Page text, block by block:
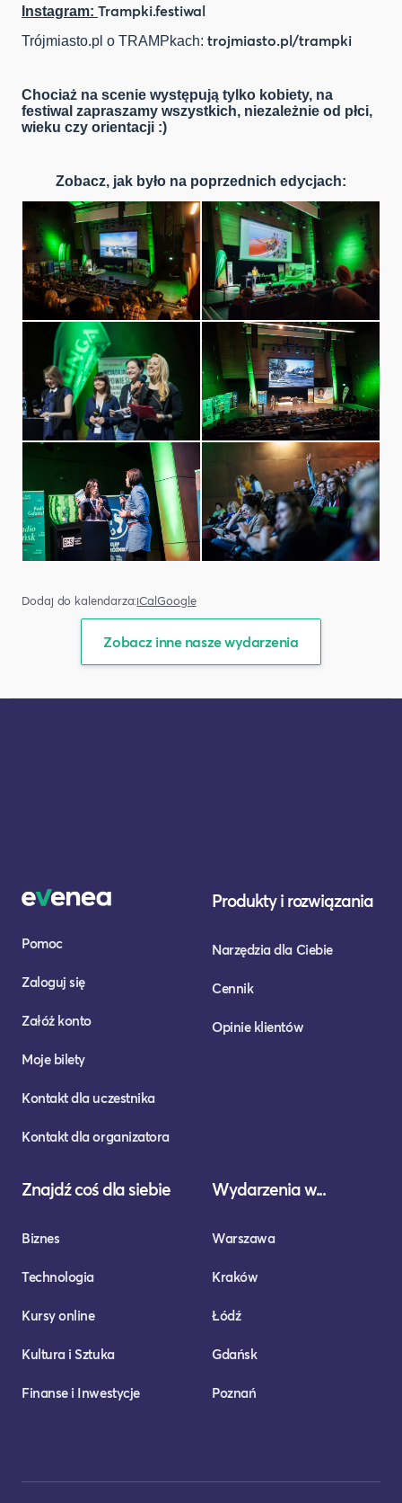
Instagram: Trampki.festiwal
Trójmiasto.pl o TRAMPkach: trojmiasto.pl/trampki
Chociaż na scenie występują tylko kobiety, na
festiwal zapraszamy wszystkich, niezależnie od płci,
wieku czy orientacji :)
Zobacz, jak było na poprzednich edycjach:
Dodaj do kalendarza:iCalGoogle
Zobacz inne nasze wydarzenia
Pomoc
Zaloguj się
Załóż konto
Moje bilety
Kontakt dla uczestnika
Kontakt dla organizatora
Produkty i rozwiązania
Narzędzia dla Ciebie
Cennik
Opinie klientów
Znajdź coś dla siebie
Biznes
Technologia
Kursy online
Kultura i Sztuka
Finanse i Inwestycje
Wydarzenia w...
Warszawa
Kraków
Łódź
Gdańsk
Poznań